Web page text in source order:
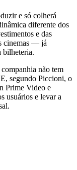
e só colherá
diferente dos
e das
cinemas — já
bilheteria.
não tem
segundo Piccioni, o
Prime Video e
usuários e levar a